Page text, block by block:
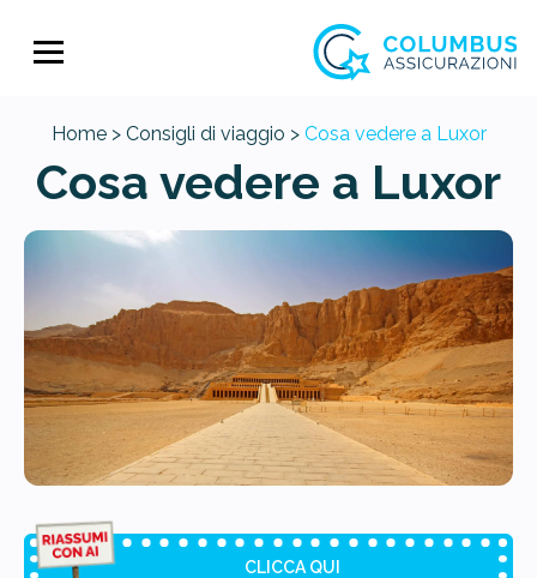
Home > Consigli di viaggio > Cosa vedere a Luxor
Cosa vedere a Luxor
CLICCA QUI